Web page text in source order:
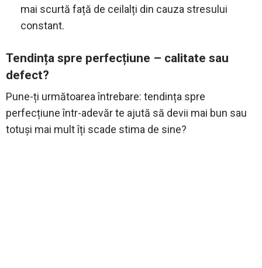
mai scurtă față de ceilalți din cauza stresului
constant.
Tendința spre perfecțiune – calitate sau
defect?
Pune-ți următoarea întrebare: tendința spre
perfecțiune într-adevăr te ajută să devii mai bun sau
totuși mai mult îți scade stima de sine?